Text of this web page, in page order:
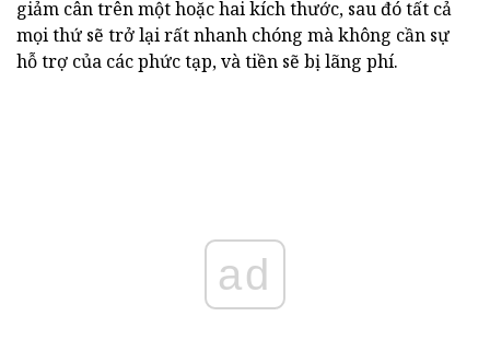
giảm cân trên một hoặc hai kích thước, sau đó tất cả
mọi thứ sẽ trở lại rất nhanh chóng mà không cần sự
hỗ trợ của các phức tạp, và tiền sẽ bị lãng phí.
ad